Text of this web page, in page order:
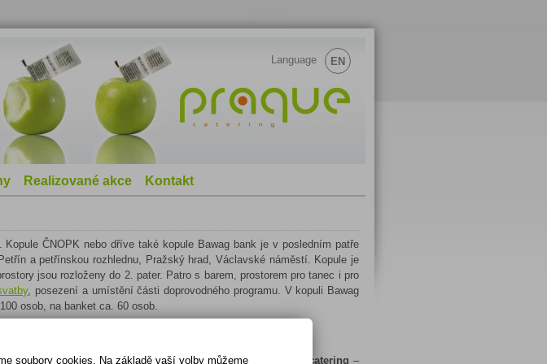
Language EN
Realizované akce Kontakt
ČNOPK nebo dříve také kopule Bawag bank je v posledním patře
a petřínskou rozhlednu, Pražský hrad, Václavské náměstí. Kopule je
jsou rozloženy do 2. pater. Patro s barem, prostorem pro tanec i pro
, posezení a umístění části doprovodného programu. V kopuli Bawag
osob, na banket ca. 60 osob.
kopule ČNOPK a možnostech cateringové akce? Prague catering –
soubory cookies. Na základě vaší volby můžeme